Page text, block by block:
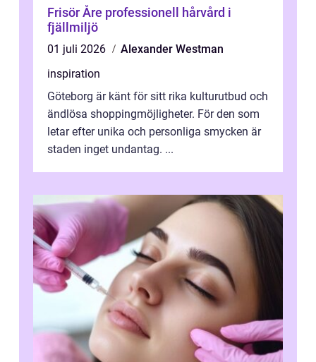
Frisör Åre professionell hårvård i
fjällmiljö
01 juli 2026
Alexander Westman
inspiration
Göteborg är känt för sitt rika kulturutbud och
ändlösa shoppingmöjligheter. För den som
letar efter unika och personliga smycken är
staden inget undantag. ...